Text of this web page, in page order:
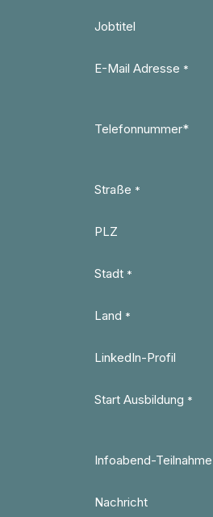
Jobtitel
E-Mail Adresse *
Telefonnummer*
Straße *
PLZ
Stadt *
Land *
LinkedIn-Profil
Start Ausbildung *
Infoabend-Teilnahme
Nachricht